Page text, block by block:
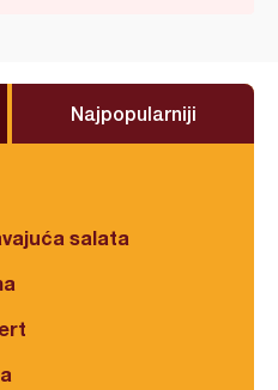
Najpopularniji
salata